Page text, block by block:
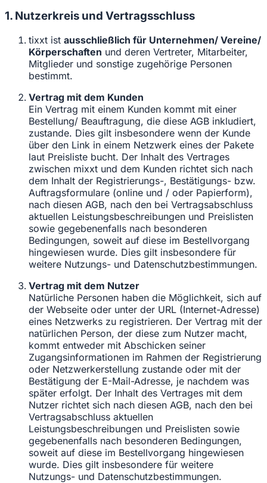
1. Nutzerkreis und Vertragsschluss
tixxt ist ausschließlich für Unternehmen/ Vereine/
Körperschaften und deren Vertreter, Mitarbeiter,
Mitglieder und sonstige zugehörige Personen
bestimmt.
Vertrag mit dem Kunden
Ein Vertrag mit einem Kunden kommt mit einer
Bestellung/ Beauftragung, die diese AGB inkludiert,
zustande. Dies gilt insbesondere wenn der Kunde
über den Link in einem Netzwerk eines der Pakete
laut Preisliste bucht. Der Inhalt des Vertrages
zwischen mixxt und dem Kunden richtet sich nach
dem Inhalt der Registrierungs-, Bestätigungs- bzw.
Auftragsformulare (online und / oder Papierform),
nach diesen AGB, nach den bei Vertragsabschluss
aktuellen Leistungsbeschreibungen und Preislisten
sowie gegebenenfalls nach besonderen
Bedingungen, soweit auf diese im Bestellvorgang
hingewiesen wurde. Dies gilt insbesondere für
weitere Nutzungs- und Datenschutzbestimmungen.
Vertrag mit dem Nutzer
Natürliche Personen haben die Möglichkeit, sich auf
der Webseite oder unter der URL (Internet-Adresse)
eines Netzwerks zu registrieren. Der Vertrag mit der
natürlichen Person, der diese zum Nutzer macht,
kommt entweder mit Abschicken seiner
Zugangsinformationen im Rahmen der Registrierung
oder Netzwerkerstellung zustande oder mit der
Bestätigung der E-Mail-Adresse, je nachdem was
später erfolgt. Der Inhalt des Vertrages mit dem
Nutzer richtet sich nach diesen AGB, nach den bei
Vertragsabschluss aktuellen
Leistungsbeschreibungen und Preislisten sowie
gegebenenfalls nach besonderen Bedingungen,
soweit auf diese im Bestellvorgang hingewiesen
wurde. Dies gilt insbesondere für weitere
Nutzungs- und Datenschutzbestimmungen.